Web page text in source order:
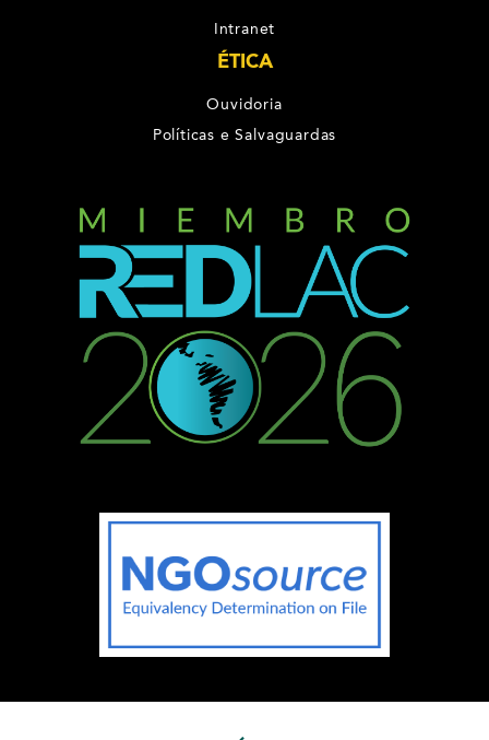
Intranet
ÉTICA
Ouvidoria
Políticas e Salvaguardas